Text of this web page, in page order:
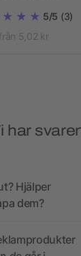
5/5 (3)
från 5,02 kr
har
Hjälper
dem?